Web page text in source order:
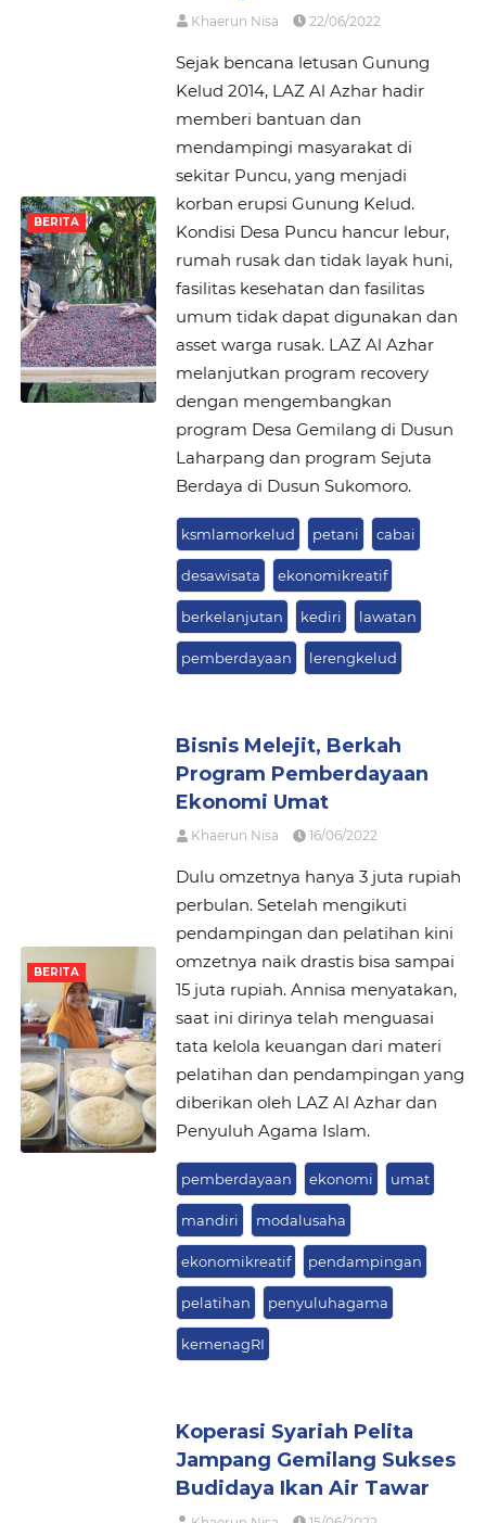
BERITA
Khaerun Nisa 22/06/2022
Sejak bencana letusan Gunung
Kelud 2014, LAZ Al Azhar hadir
memberi bantuan dan
mendampingi masyarakat di
sekitar Puncu, yang menjadi
korban erupsi Gunung Kelud.
Kondisi Desa Puncu hancur lebur,
rumah rusak dan tidak layak huni,
fasilitas kesehatan dan fasilitas
umum tidak dapat digunakan dan
asset warga rusak. LAZ Al Azhar
melanjutkan program recovery
dengan mengembangkan
program Desa Gemilang di Dusun
Laharpang dan program Sejuta
Berdaya di Dusun Sukomoro.
ksmlamorkelud petani cabai
desawisata ekonomikreatif
berkelanjutan kediri lawatan
pemberdayaan lerengkelud
BERITA
Bisnis Melejit, Berkah
Program Pemberdayaan
Ekonomi Umat
Khaerun Nisa 16/06/2022
Dulu omzetnya hanya 3 juta rupiah
perbulan. Setelah mengikuti
pendampingan dan pelatihan kini
omzetnya naik drastis bisa sampai
15 juta rupiah. Annisa menyatakan,
saat ini dirinya telah menguasai
tata kelola keuangan dari materi
pelatihan dan pendampingan yang
diberikan oleh LAZ Al Azhar dan
Penyuluh Agama Islam.
pemberdayaan ekonomi umat
mandiri modalusaha
ekonomikreatif pendampingan
pelatihan penyuluhagama
kemenagRI
Koperasi Syariah Pelita
Jampang Gemilang Sukses
Budidaya Ikan Air Tawar